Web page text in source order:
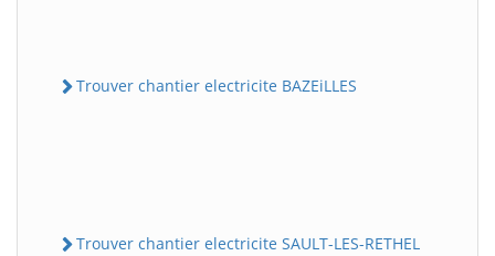
Trouver chantier electricite BAZEiLLES
Trouver chantier electricite SAULT-LES-RETHEL